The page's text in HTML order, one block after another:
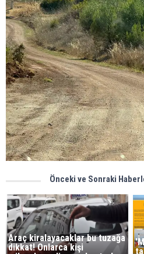
Önceki ve Sonraki
Araç kiralayacaklar bu tuzağa
dikkat! Onlarca kişi